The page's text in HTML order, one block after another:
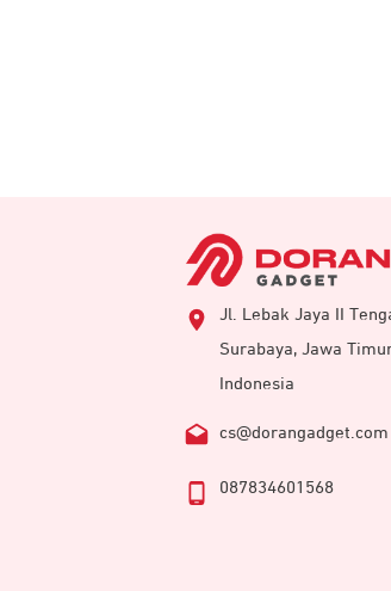
Jl. Lebak Jaya II
Surabaya, Jawa
Indonesia
cs@dorangadget.com
087834601568